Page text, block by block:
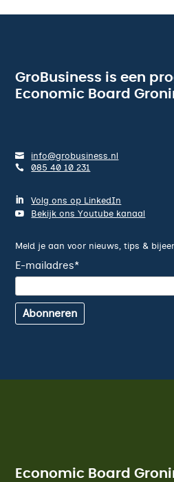
GroBusiness is een
Economic Board
info@grobusiness.nl
085 40 10 231
Volg ons op LinkedIn
Bekijk ons Youtube kanaal
Meld je aan voor nieuws, tips &
E-mailadres*
Abonneren
Economic Board